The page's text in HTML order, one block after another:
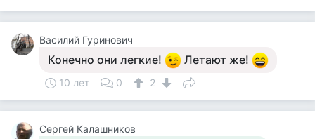
Василий Гуринович
Конечно они легкие! Летают же!
10 лет 0 2
Сергей Калашников